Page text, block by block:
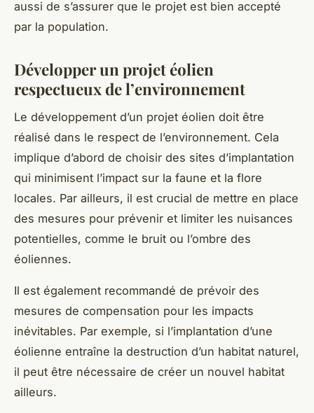
aussi de s’assurer que le projet est bien accepté
par la population.
Développer un projet éolien
respectueux de l’environnement
Le développement d’un projet éolien doit être
réalisé dans le respect de l’environnement. Cela
implique d’abord de choisir des sites d’implantation
qui minimisent l’impact sur la faune et la flore
locales. Par ailleurs, il est crucial de mettre en place
des mesures pour prévenir et limiter les nuisances
potentielles, comme le bruit ou l’ombre des
éoliennes.
Il est également recommandé de prévoir des
mesures de compensation pour les impacts
inévitables. Par exemple, si l’implantation d’une
éolienne entraîne la destruction d’un habitat naturel,
il peut être nécessaire de créer un nouvel habitat
ailleurs.